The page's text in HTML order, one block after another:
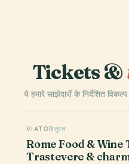
Tickets &
ये हमारे साझेदारों के निर्देशित
VIATOR तुरंत
Rome Food & Wine
Trastevere &